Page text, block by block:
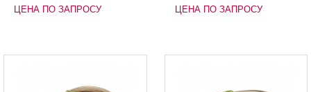
ЦЕНА ПО ЗАПРОСУ ЦЕНА ПО ЗАПРОСУ